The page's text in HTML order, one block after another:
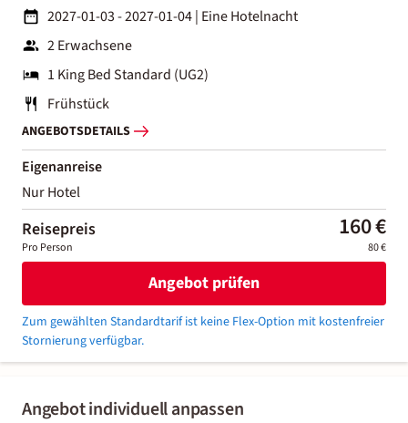
Angebot individuell anpassen
2027-01-03 - 2027-01-04| Eine Hotelnacht
2 Erwachsene
1 King Bed Standard (UG2)
Frühstück
ANGEBOTSDETAILS
Eigenanreise
Nur Hotel
Reisepreis 160 €
Pro Person 80 €
Angebot prüfen
Zum gewählten Standardtarif ist keine Flex-Option mit kostenfreier
Stornierung verfügbar.